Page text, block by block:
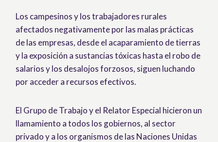
Los campesinos y los trabajadores rurales
afectados negativamente por las malas prácticas
de las empresas, desde el acaparamiento de tierras
y la exposición a sustancias tóxicas hasta el robo de
salarios y los desalojos forzosos, siguen luchando
por acceder a recursos efectivos.
El Grupo de Trabajo y el Relator Especial hicieron un
llamamiento a todos los gobiernos, al sector
privado y a los organismos de las Naciones Unidas